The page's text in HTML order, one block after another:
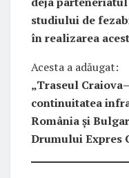
studiului de
în realizarea
Acesta a adăugat:
„Traseul
continuitatea
România şi
Drumului Expres